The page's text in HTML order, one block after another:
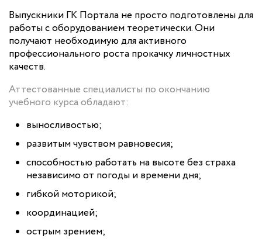
Выпускники ГК Портала не просто подготовлены для
работы с оборудованием теоретически. Они
получают необходимую для активного
профессионального роста прокачку личностных
качеств.
Аттестованные специалисты по окончанию
учебного курса обладают:
выносливостью;
развитым чувством равновесия;
способностью работать на высоте без страха
независимо от погоды и времени дня;
гибкой моторикой;
координацией;
острым зрением;